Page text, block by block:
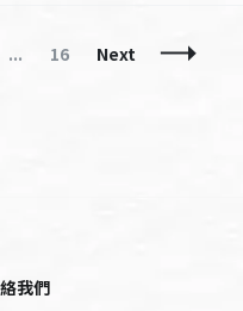
... Page
16 Next
我們